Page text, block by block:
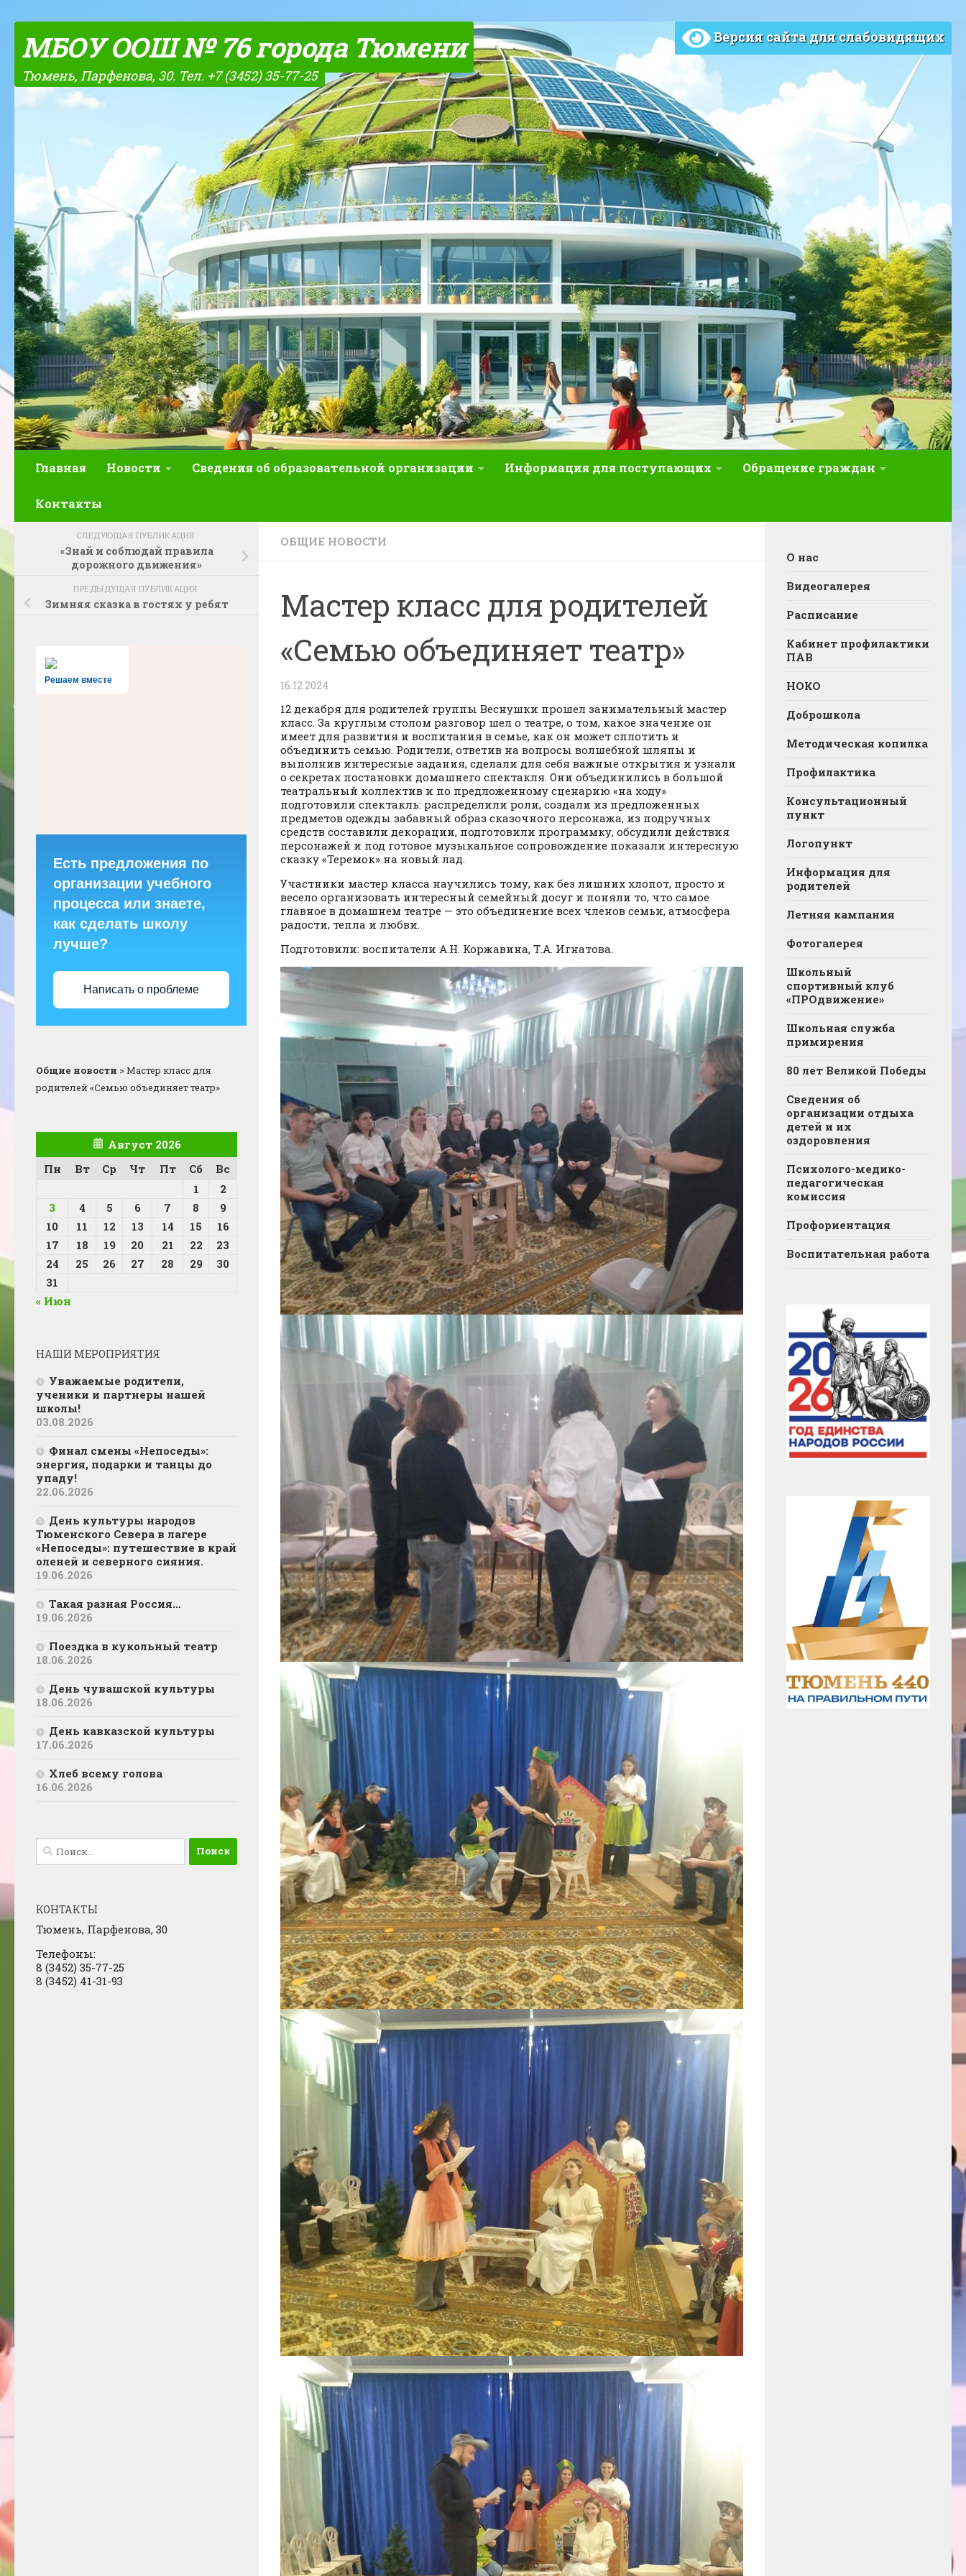
Skip to content
МБОУ ООШ № 76 города Тюмени
Тюмень, Парфенова, 30. Тел. +7 (3452) 35-77-25
Версия сайта для слабовидящих
Главная Новости Сведения об образовательной организации Информация для поступающих Обращение граждан
Контакты
ОБЩИЕ НОВОСТИ
Мастер класс для родителей
«Семью объединяет театр»
16.12.2024
12 декабря для родителей группы Веснушки прошел занимательный мастер
класс. За круглым столом разговор шел о театре, о том, какое значение он
имеет для развития и воспитания в семье, как он может сплотить и
объединить семью. Родители, ответив на вопросы волшебной шляпы и
выполнив интересные задания, сделали для себя важные открытия и узнали
о секретах постановки домашнего спектакля. Они объединились в большой
театральный коллектив и по предложенному сценарию «на ходу»
подготовили спектакль: распределили роли, создали из предложенных
предметов одежды забавный образ сказочного персонажа, из подручных
средств составили декорации, подготовили программку, обсудили действия
персонажей и под готовое музыкальное сопровождение показали интересную
сказку «Теремок» на новый лад.
Участники мастер класса научились тому, как без лишних хлопот, просто и
весело организовать интересный семейный досуг и поняли то, что самое
главное в домашнем театре — это объединение всех членов семьи, атмосфера
радости, тепла и любви.
Подготовили: воспитатели А.Н. Коржавина, Т.А. Игнатова.
СЛЕДУЮЩАЯ ПУБЛИКАЦИЯ
«Знай и соблюдай правила
дорожного движения»
ПРЕДЫДУЩАЯ ПУБЛИКАЦИЯ
Зимняя сказка в гостях у ребят
Решаем вместе
Есть предложения по
организации учебного
процесса или знаете,
как сделать школу
лучше?
Написать о проблеме
Общие новости >Мастер класс для
родителей «Семью объединяет театр»
Август 2026
Пн
Вт Ср Чт Пт Сб
Вс
1
2
3
4 5 6 7 8
9
10
11 12 13 14 15
16
17
18 19 20 21 22
23
24
25 26 27 28 29
30
31
« Июн
НАШИ МЕРОПРИЯТИЯ
Уважаемые родители,
ученики и партнеры нашей
школы!
03.08.2026
Финал смены «Непоседы»:
энергия, подарки и танцы до
упаду!
22.06.2026
День культуры народов
Тюменского Севера в лагере
«Непоседы»: путешествие в край
оленей и северного сияния.
19.06.2026
Такая разная Россия…
19.06.2026
Поездка в кукольный театр
18.06.2026
День чувашской культуры
18.06.2026
День кавказской культуры
17.06.2026
Хлеб всему голова
16.06.2026
Найти:
КОНТАКТЫ
Тюмень, Парфенова, 30
Телефоны:
8 (3452) 35-77-25
8 (3452) 41-31-93
О нас
Видеогалерея
Расписание
Кабинет профилактики
ПАВ
НОКО
Доброшкола
Методическая копилка
Профилактика
Консультационный
пункт
Логопункт
Информация для
родителей
Летняя кампания
Фотогалерея
Школьный
спортивный клуб
«ПРОдвижение»
Школьная служба
примирения
80 лет Великой Победы
Сведения об
организации отдыха
детей и их
оздоровления
Психолого-медико-
педагогическая
комиссия
Профориентация
Воспитательная работа